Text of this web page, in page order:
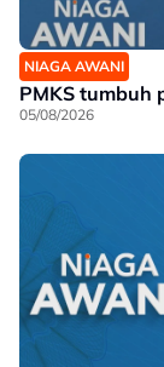
NIAGA AWANI
PMKS tumbuh
05/08/2026